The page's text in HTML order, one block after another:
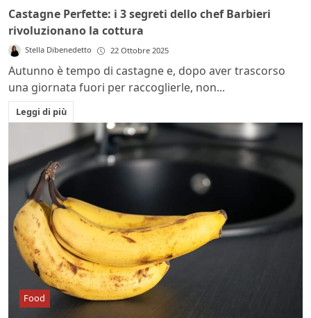
Castagne Perfette: i 3 segreti dello chef Barbieri
rivoluzionano la cottura
Stella Dibenedetto 22 Ottobre 2025
Autunno è tempo di castagne e, dopo aver trascorso
una giornata fuori per raccoglierle, non...
Leggi di più
Food